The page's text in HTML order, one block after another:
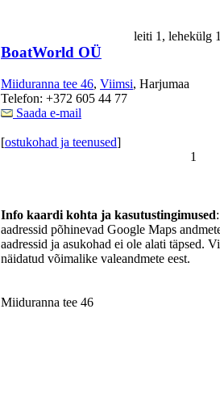
leiti 1,
BoatWorld OÜ
Miiduranna tee 46, Viimsi, Harjumaa
Telefon: +372 605 44 77
Saada e-mail
[ostukohad ja teenused]
1
Info kaardi kohta ja kasutustingimused
aadressid põhinevad Google Maps
aadressid ja asukohad ei ole alati täpsed.
näidatud võimalike valeandmete eest.
Miiduranna tee 46